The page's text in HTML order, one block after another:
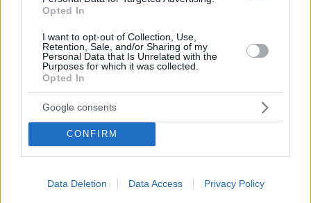
Opted In
I want to opt-out of Collection, Use,
Retention, Sale, and/or Sharing of my
Personal Data that Is Unrelated with the
Purposes for which it was collected.
Opted In
Google consents
CONFIRM
Data Deletion Data Access Privacy Policy
στη σχέση μου μαζί τους, πρόσθεσε